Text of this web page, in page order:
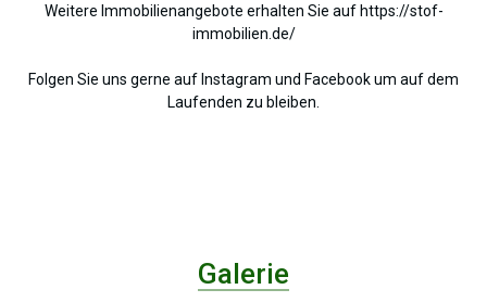
Weitere Immobilienangebote erhalten Sie auf https://stof-
immobilien.de/
Folgen Sie uns gerne auf Instagram und Facebook um auf dem
Laufenden zu bleiben.
Galerie